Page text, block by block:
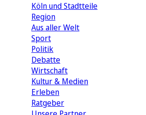
Köln und Stadtteile
Region
Aus aller Welt
Sport
Politik
Debatte
Wirtschaft
Kultur & Medien
Erleben
Ratgeber